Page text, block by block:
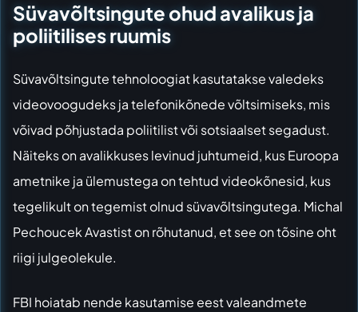
Süvavõltsingute ohud avalikus ja
poliitilises ruumis
Süvavõltsingute tehnoloogiat kasutatakse valedeks
videovoogudeks ja telefonikõnede võltsimiseks, mis
võivad põhjustada poliitilist või sotsiaalset segadust.
Näiteks on avalikkuses levinud juhtumeid, kus Euroopa
ametnike ja ülemustega on tehtud videokõnesid, kus
tegelikult on tegemist olnud süvavõltsingutega. Michal
Pechoucek Avastist on rõhutanud, et see on tõsine oht
riigi julgeolekule.
FBI hoiatab nende kasutamise eest valeandmete